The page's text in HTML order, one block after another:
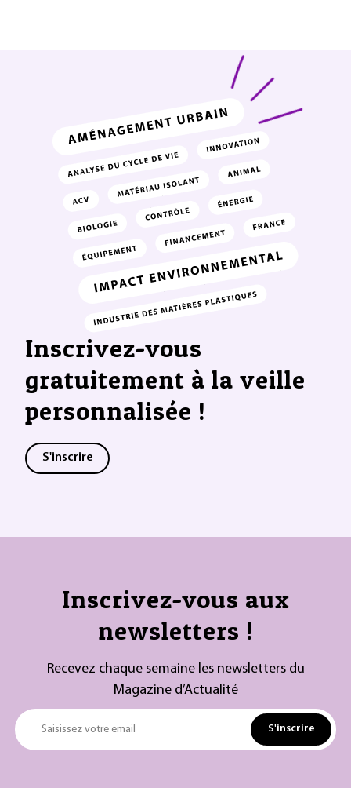
Inscrivez-vous
gratuitement à la veille
personnalisée !
S'inscrire
Inscrivez-vous aux
newsletters !
Recevez chaque semaine les newsletters du
Magazine d’Actualité
Saisissez votre email S'inscrire